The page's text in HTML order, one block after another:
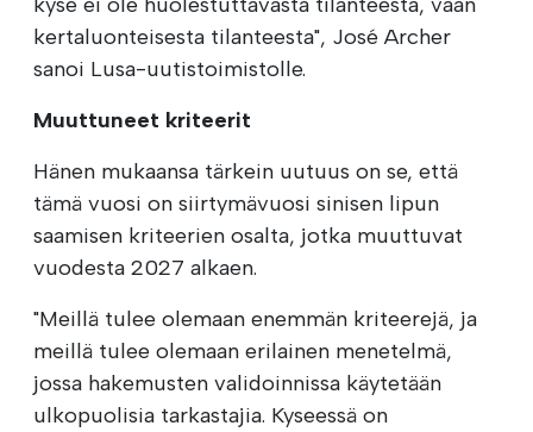
kertaluonteisesta tilanteesta", José Archer
sanoi Lusa-uutistoimistolle.
Muuttuneet kriteerit
Hänen mukaansa tärkein uutuus on se, että
tämä vuosi on siirtymävuosi sinisen lipun
saamisen kriteerien osalta, jotka muuttuvat
vuodesta 2027 alkaen.
"Meillä tulee olemaan enemmän kriteerejä, ja
meillä tulee olemaan erilainen menetelmä,
jossa hakemusten validoinnissa käytetään
ulkopuolisia tarkastajia. Kyseessä on